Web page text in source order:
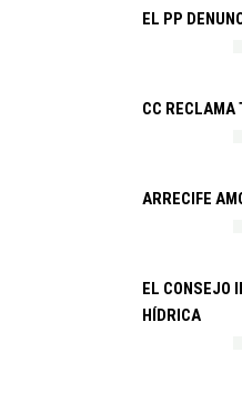
EL PP
CC RECLAMA
ARRECIFE
EL CONSEJO
HÍDRICA